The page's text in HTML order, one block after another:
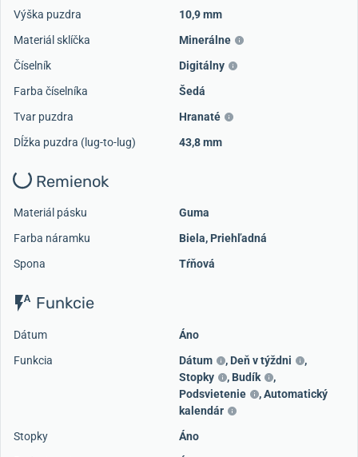
Výška puzdra
10,9 mm
Materiál sklíčka
Minerálne
Číselník
Digitálny
Farba číselníka
Šedá
Tvar puzdra
Hranaté
Dĺžka puzdra (lug-to-lug)
43,8 mm
Remienok
Materiál pásku
Guma
Farba náramku
Biela, Priehľadná
Spona
Tŕňová
Funkcie
Dátum
Áno
Funkcia
Dátum , Deň v týždni
,
Stopky
, Budík
,
Podsvietenie
,Automatický
kalendár
Stopky
Áno